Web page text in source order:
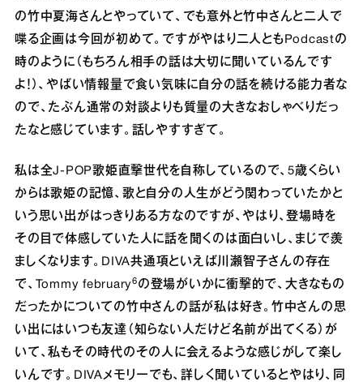
の竹中夏海さんとやっていて、でも意外と竹中さんと二人で
喋る企画は今回が初めて。ですがやはり二人ともPodcastの
時のように（もちろん相手の話は大切に聞いているんです
よ！）、やばい情報量で食い気味に自分の話を続ける能力者な
ので、たぶん通常の対談よりも質量の大きなおしゃべりだっ
たなと感じています。話しやすすぎて。
私は全J‐POP歌姫直撃世代を自称しているので、5歳くらい
からは歌姫の記憶、歌と自分の人生がどう関わっていたかと
いう思い出がはっきりある方なのですが、やはり、登場時を
その目で体感していた人に話を聞くのは面白いし、まじで羨
ましくなります。DIVA共通項といえば川瀬智子さんの存在
で、Tommy february6 の登場がいかに衝撃的で、大きなもの
だったかについての竹中さんの話が私は好き。竹中さんの思
い出にはいつも友達（知らない人だけど名前が出てくる）が
いて、私もその時代のその人に会えるような感じがして楽し
いんです。DIVAメモリーでも、詳しく聞いているとやはり、同